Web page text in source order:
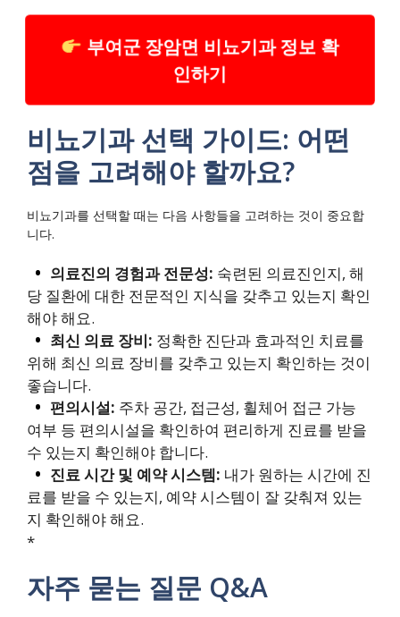
부여군 장암면 비뇨기과 정보 확
인하기
비뇨기과 선택 가이드: 어떤
점을 고려해야 할까요?
비뇨기과를 선택할 때는 다음 사항들을 고려하는 것이 중요합
니다.
의료진의 경험과 전문성: 숙련된 의료진인지, 해
당 질환에 대한 전문적인 지식을 갖추고 있는지 확인
해야 해요.
최신 의료 장비: 정확한 진단과 효과적인 치료를
위해 최신 의료 장비를 갖추고 있는지 확인하는 것이
좋습니다.
편의시설: 주차 공간, 접근성, 휠체어 접근 가능
여부 등 편의시설을 확인하여 편리하게 진료를 받을
수 있는지 확인해야 합니다.
진료 시간 및 예약 시스템: 내가 원하는 시간에 진
료를 받을 수 있는지, 예약 시스템이 잘 갖춰져 있는
지 확인해야 해요.
*
자주 묻는 질문 Q&A